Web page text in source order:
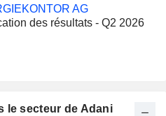
AG
des résultats - Q2 2026
le secteur de Adani